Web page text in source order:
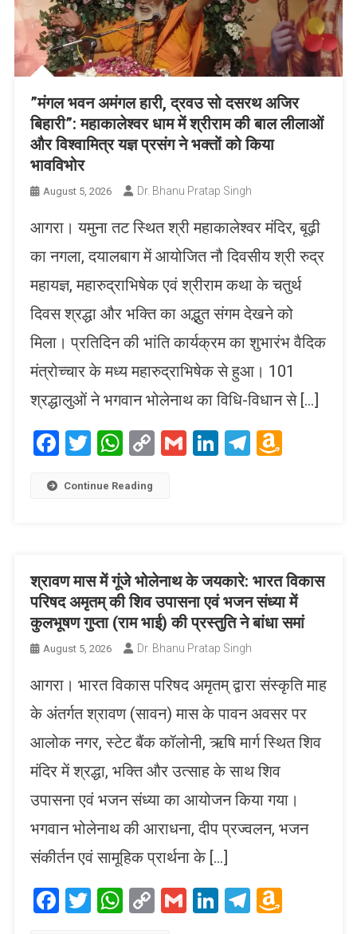
​”मंगल भवन अमंगल हारी, द्रवउ सो दसरथ अजिर
बिहारी”: महाकालेश्वर धाम में श्रीराम की बाल लीलाओं
और विश्वामित्र यज्ञ प्रसंग ने भक्तों को किया
भावविभोर
August 5, 2026 Dr. Bhanu Pratap Singh
आगरा। यमुना तट स्थित श्री महाकालेश्वर मंदिर, बूढ़ी
का नगला, दयालबाग में आयोजित नौ दिवसीय श्री रुद्र
महायज्ञ, महारुद्राभिषेक एवं श्रीराम कथा के चतुर्थ
दिवस श्रद्धा और भक्ति का अद्भुत संगम देखने को
मिला। प्रतिदिन की भांति कार्यक्रम का शुभारंभ वैदिक
मंत्रोच्चार के मध्य महारुद्राभिषेक से हुआ। 101
श्रद्धालुओं ने भगवान भोलेनाथ का विधि-विधान से […]
Facebook
Twitter
WhatsApp
CopyGmailLinkedIn
Telegram
Continue Reading
श्रावण मास में गूंजे भोलेनाथ के जयकारे: भारत विकास
परिषद अमृतम् की शिव उपासना एवं भजन संध्या में
कुलभूषण गुप्ता (राम भाई) की प्रस्तुति ने बांधा समां
August 5, 2026 Dr. Bhanu Pratap Singh
आगरा। भारत विकास परिषद अमृतम् द्वारा संस्कृति माह
के अंतर्गत श्रावण (सावन) मास के पावन अवसर पर
आलोक नगर, स्टेट बैंक कॉलोनी, ऋषि मार्ग स्थित शिव
मंदिर में श्रद्धा, भक्ति और उत्साह के साथ शिव
उपासना एवं भजन संध्या का आयोजन किया गया।
भगवान भोलेनाथ की आराधना, दीप प्रज्वलन, भजन
संकीर्तन एवं सामूहिक प्रार्थना के […]
Facebook
Twitter
WhatsApp
CopyGmailLinkedIn
Telegram